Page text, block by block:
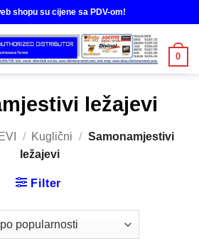
shopu su cijene sa PDV-om!
0
ležajevi
/ Kuglični / Samonamjestivi
ležajevi
Filter